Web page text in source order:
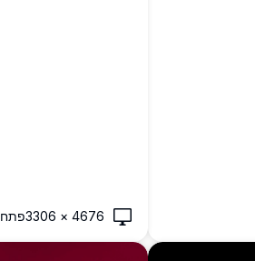
4676
×
3306פתח